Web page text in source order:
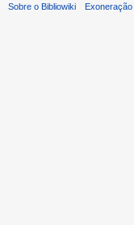
Sobre o Bibliowiki